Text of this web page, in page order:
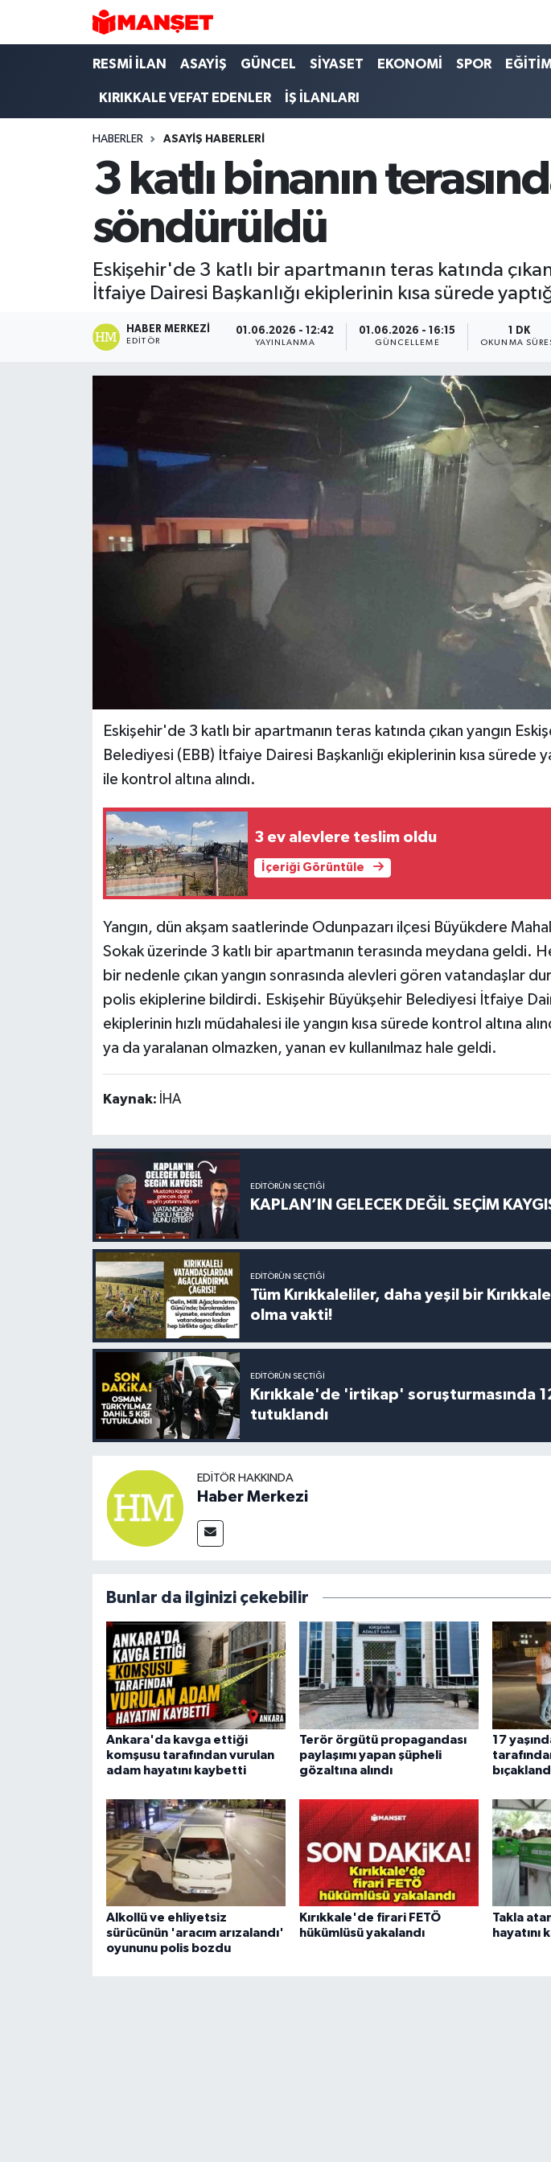
RESMİ İLAN ASAYİŞ GÜNCEL SİYASET EKONOMİ SPOR
KIRIKKALE VEFAT EDENLER İŞ İLANLARI
HABERLER ASAYİŞ HABERLERİ
3 katlı binanın
söndürüldü
Eskişehir'de 3 katlı bir apartmanın teras katında
İtfaiye Dairesi Başkanlığı ekiplerinin kısa sürede
HABER MERKEZI
EDITÖR
01.06.2026 - 12:42
YAYINLANMA
01.06.2026 - 16:15
GÜNCELLEME
1 DK
OKUNMA
Eskişehir'de 3 katlı bir apartmanın teras katında çıkan yangın
Belediyesi (EBB) İtfaiye Dairesi Başkanlığı ekiplerinin kısa sürede
ile kontrol altına alındı.
3 ev alevlere teslim oldu
İçeriği Görüntüle
Yangın, dün akşam saatlerinde Odunpazarı ilçesi Büyükdere
Sokak üzerinde 3 katlı bir apartmanın terasında meydana geldi.
bir nedenle çıkan yangın sonrasında alevleri gören vatandaşlar
polis ekiplerine bildirdi. Eskişehir Büyükşehir Belediyesi İtfaiye
ekiplerinin hızlı müdahalesi ile yangın kısa sürede kontrol altına
ya da yaralanan olmazken, yanan ev kullanılmaz hale geldi.
Kaynak: İHA
EDITÖRÜN SEÇTIĞI
KAPLAN’IN GELECEK DEĞİL SEÇİM
EDITÖRÜN SEÇTIĞI
Tüm Kırıkkaleliler, daha yeşil bir
olma vakti!
EDITÖRÜN SEÇTIĞI
Kırıkkale'de 'irtikap' soruşturmasında
tutuklandı
EDITÖR HAKKINDA
Haber Merkezi
Bunlar da ilginizi çekebilir
Ankara'da kavga ettiği
komşusu tarafından vurulan
adam hayatını kaybetti
Terör örgütü propagandası
paylaşımı yapan şüpheli
gözaltına alındı
17
Alkollü ve ehliyetsiz
sürücünün 'aracım arızalandı'
oyununu polis bozdu
Kırıkkale'de firari FETÖ
hükümlüsü yakalandı
Takla
hayatını
Hava Durumu
Trafik Durumu
Süper Lig Puan Durumu ve Fikstür
Tüm Manşetler
Son Dakika Haberleri
Haber Arşivi